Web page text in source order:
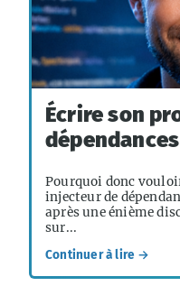
Écrire son
Pourquoi donc
injecteur de
après une énième
sur...
Continuer à lire →